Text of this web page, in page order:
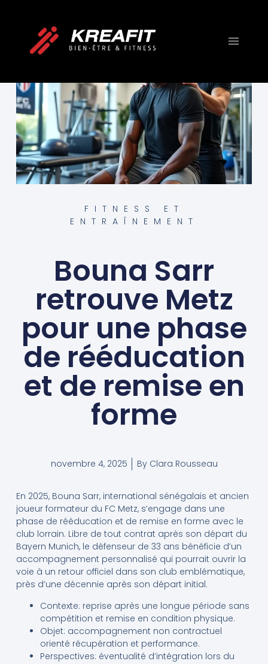
FITNESS ET
ENTRAÎNEMENT
Bouna Sarr
retrouve Metz
pour une phase
de rééducation
et de remise en
forme
novembre 4, 2025 ByClara Rousseau
En 2025, Bouna Sarr, international sénégalais et ancien
joueur formateur du FC Metz, s’engage dans une
phase de rééducation et de remise en forme avec le
club lorrain. Libre de tout contrat après son départ du
Bayern Munich, le défenseur de 33 ans bénéficie d’un
accompagnement personnalisé qui pourrait ouvrir la
voie à un retour officiel dans son club emblématique,
près d’une décennie après son départ initial.
Contexte: reprise après une longue période sans
compétition et remise en condition physique.
Objet: accompagnement non contractuel
orienté récupération et performance.
Perspectives: éventualité d’intégration lors du